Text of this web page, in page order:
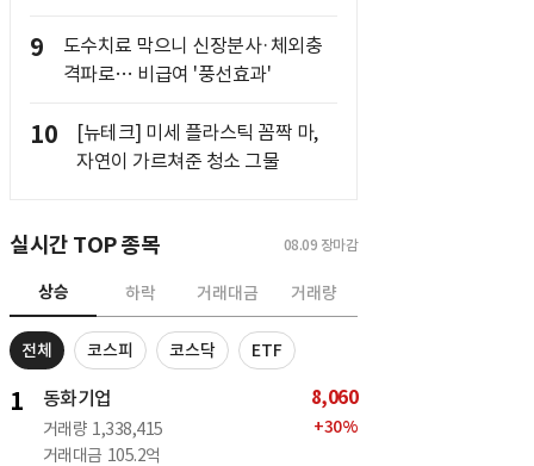
9
도수치료 막으니 신장분사·체외충
격파로… 비급여 '풍선효과'
10
[뉴테크] 미세 플라스틱 꼼짝 마,
자연이 가르쳐준 청소 그물
실시간 TOP 종목 08.09 장마감
상승 하락 거래대금 거래량
전체 코스피 코스닥 ETF
1 동화기업
거래량 1,338,415
거래대금 105.2억
8,060
+30%